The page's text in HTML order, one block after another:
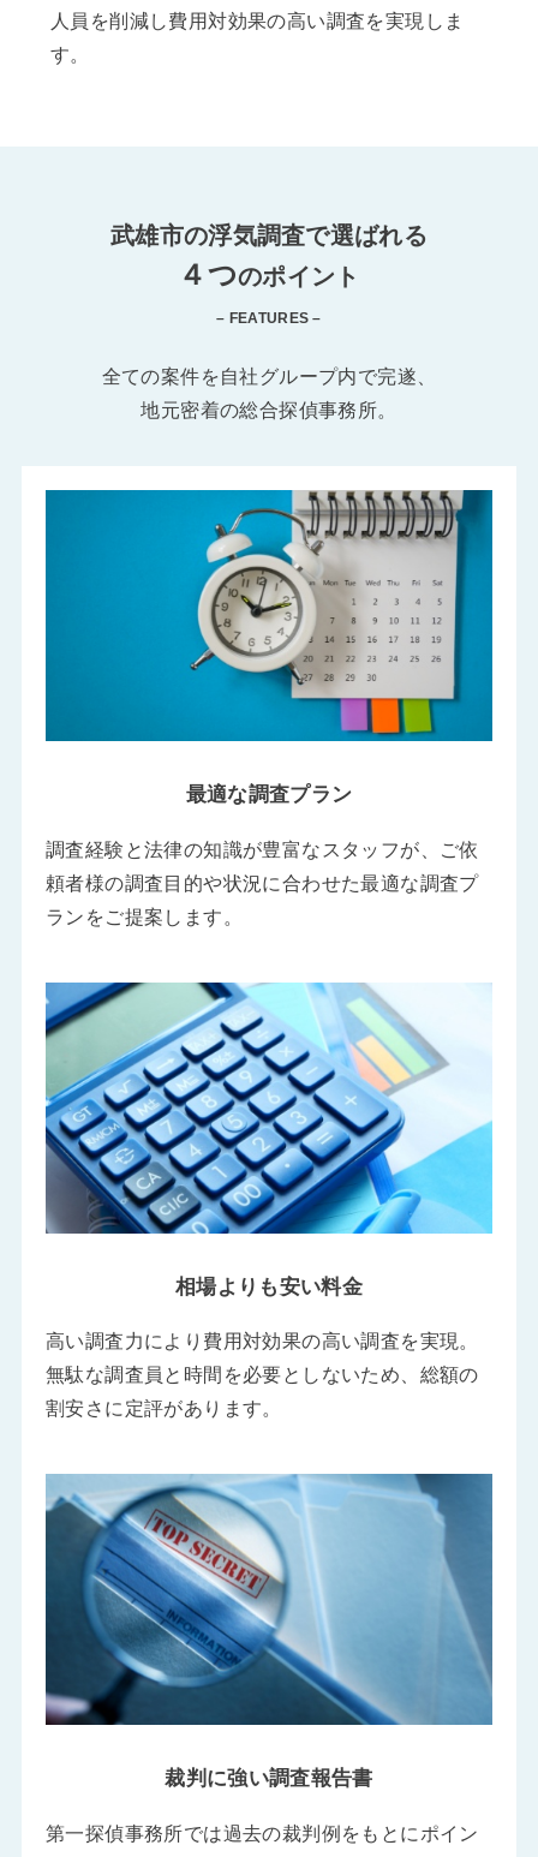
人員を削減し費用対効果の高い調査を実現しま
す。
武雄市の浮気調査で選ばれる
４つのポイント
– FEATURES –
全ての案件を自社グループ内で完遂、
地元密着の総合探偵事務所。
最適な調査プラン
調査経験と法律の知識が豊富なスタッフが、ご依
頼者様の調査目的や状況に合わせた最適な調査プ
ランをご提案します。
相場よりも安い料金
高い調査力により費用対効果の高い調査を実現。
無駄な調査員と時間を必要としないため、総額の
割安さに定評があります。
裁判に強い調査報告書
第一探偵事務所では過去の裁判例をもとにポイン